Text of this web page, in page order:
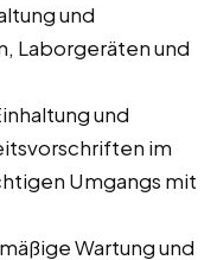
und
Laborgeräten und
und
im
Umgangs mit
Wartung und